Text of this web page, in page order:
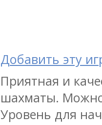
Добавить эту
Приятная и
шахматы.
Уровень для